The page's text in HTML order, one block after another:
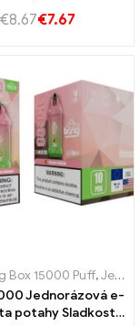
€8.67€7.67
,
Box 15000 Puff,Jednorázové e-cigarety Švédsko
Jednorázová e-
potahy Sladkost